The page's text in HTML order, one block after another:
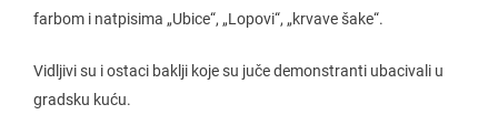
farbom i natpisima „Ubice“, „Lopovi“, „krvave šake“.
Vidljivi su i ostaci baklji koje su juče demonstranti ubacivali u
gradsku kuću.